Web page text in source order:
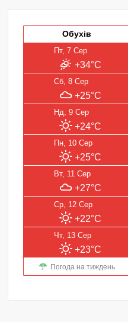
Обухів
Пт, 7 Сер
+34°C
Сб, 8 Сер
+25°C
Нд, 9 Сер
+24°C
Пн, 10 Сер
+25°C
Вт, 11 Сер
+27°C
Ср, 12 Сер
+22°C
Чт, 13 Сер
+23°C
Погода на тиждень